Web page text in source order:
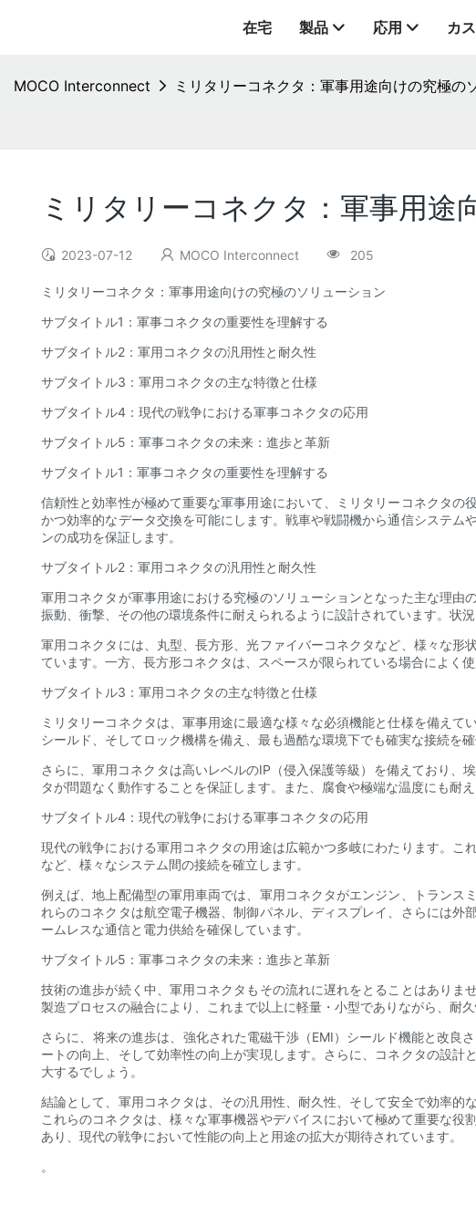
在宅 製品 応用 カ
MOCO Interconnect ミリタリーコネクタ：軍事用途向けの究極の
ミリタリーコネクタ：軍事用途
2023-07-12 MOCO Interconnect 205
ミリタリーコネクタ：軍事用途向けの究極のソリューション
サブタイトル1：軍事コネクタの重要性を理解する
サブタイトル2：軍用コネクタの汎用性と耐久性
サブタイトル3：軍用コネクタの主な特徴と仕様
サブタイトル4：現代の戦争における軍事コネクタの応用
サブタイトル5：軍事コネクタの未来：進歩と革新
サブタイトル1：軍事コネクタの重要性を理解する
信頼性と効率性が極めて重要な軍事用途において、ミリタリーコネクタ
かつ効率的なデータ交換を可能にします。戦車や戦闘機から通信システ
ンの成功を保証します。
サブタイトル2：軍用コネクタの汎用性と耐久性
軍用コネクタが軍事用途における究極のソリューションとなった主な理由
振動、衝撃、その他の環境条件に耐えられるように設計されています。状
軍用コネクタには、丸型、長方形、光ファイバーコネクタなど、様々な
ています。一方、長方形コネクタは、スペースが限られている場合によく
サブタイトル3：軍用コネクタの主な特徴と仕様
ミリタリーコネクタは、軍事用途に最適な様々な必須機能と仕様を備え
シールド、そしてロック機構を備え、最も過酷な環境下でも確実な接続を
さらに、軍用コネクタは高いレベルのIP（侵入保護等級）を備えており
タが問題なく動作することを保証します。また、腐食や極端な温度にも耐
サブタイトル4：現代の戦争における軍事コネクタの応用
現代の戦争における軍用コネクタの用途は広範かつ多岐にわたります。
など、様々なシステム間の接続を確立します。
例えば、地上配備型の軍用車両では、軍用コネクタがエンジン、トラン
れらのコネクタは航空電子機器、制御パネル、ディスプレイ、さらには
ームレスな通信と電力供給を確保しています。
サブタイトル5：軍事コネクタの未来：進歩と革新
技術の進歩が続く中、軍用コネクタもその流れに遅れをとることはあり
製造プロセスの融合により、これまで以上に軽量・小型でありながら、耐
さらに、将来の進歩は、強化された電磁干渉（EMI）シールド機能と改
ートの向上、そして効率性の向上が実現します。さらに、コネクタの設
大するでしょう。
結論として、軍用コネクタは、その汎用性、耐久性、そして安全で効率的
これらのコネクタは、様々な軍事機器やデバイスにおいて極めて重要な
あり、現代の戦争において性能の向上と用途の拡大が期待されています。
。